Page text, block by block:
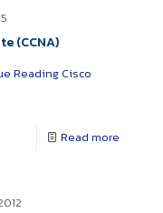
(CCNA)
Reading Cisco
Read more